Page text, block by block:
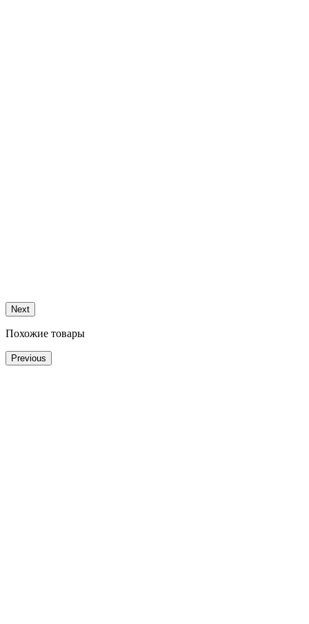
Next
Похожие товары
Previous